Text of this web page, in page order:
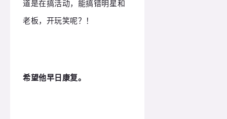
道是在搞活动，能搞错明星和
老板，开玩笑呢？！
希望他早日康复。